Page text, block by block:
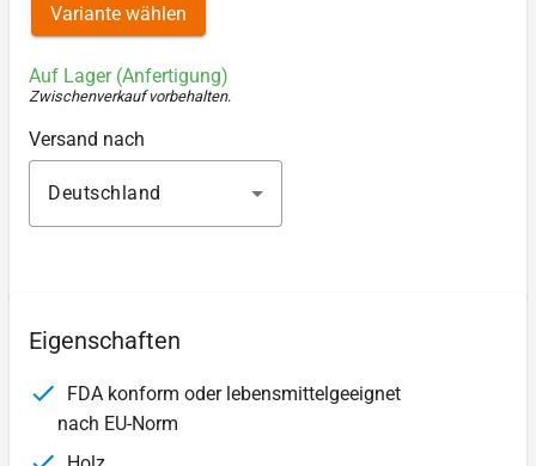
Variante wählen
Auf Lager (Anfertigung)
Zwischenverkauf vorbehalten.
Versand nach
Deutschland
Eigenschaften
FDA konform oder lebensmittelgeeignet
nach EU-Norm